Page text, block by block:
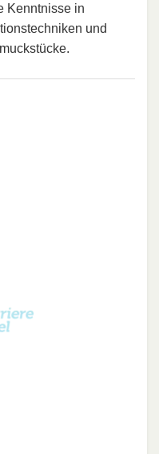
Kenntnisse in
und